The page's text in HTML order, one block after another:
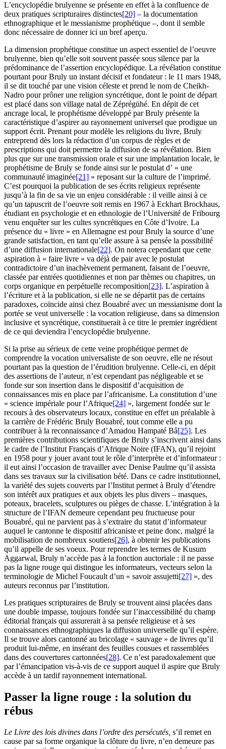
L’encyclopédie brulyenne se présente en effet à la confluence de
deux pratiques scripturaires distinctes[20] – la documentation
ethnographique et le messianisme prophétique –, dont il semble
donc nécessaire de donner ici un bref aperçu.
La dimension prophétique constitue un aspect essentiel de l’oeuvre
brulyenne, bien qu’elle soit souvent passée sous silence par la
prédominance de l’assertion encyclopédique. La révélation constitue
pourtant pour Bruly un instant décisif et fondateur : le 11 mars 1948,
il se dit touché par une vision céleste et prend le nom de Cheikh-
Nadro pour prôner une religion syncrétique, dont le point de départ
est placé dans son village natal de Zéprégühé. En dépit de cet
ancrage local, le prophétisme développé par Bruly présente la
caractéristique d’aspirer au rayonnement universel que prodigue un
support écrit. Prenant pour modèle les religions du livre, Bruly
entreprend dès lors la rédaction d’un corpus de règles et de
prescriptions qui doit permettre la diffusion de sa révélation. Bien
plus que sur une transmission orale et sur une implantation locale, le
prophétisme de Bruly se fonde ainsi sur le postulat d’ « une
communauté imaginée[21] » reposant sur la culture de l’imprimé.
C’est pourquoi la publication de ses écrits religieux représente
jusqu’à la fin de sa vie un enjeu considérable : il veille ainsi à ce
qu’un tapuscrit de l’oeuvre soit remis en 1967 à Eckhart Brockhaus,
étudiant en psychologie et en ethnologie de l’Université de Fribourg
venu enquêter sur les cultes syncrétiques en Côte d’Ivoire. La
présence du « livre » en Allemagne est pour Bruly la source d’une
grande satisfaction, en tant qu’elle assure à sa pensée la possibilité
d’une diffusion internationale[22]. On notera cependant que cette
aspiration à « faire livre » va déjà de pair avec le postulat
contradictoire d’un inachèvement permanent, faisant de l’oeuvre,
classée par entrées quotidiennes et non par thèmes ou chapitres, un
corps organique en perpétuelle recomposition[23]. L’aspiration à
l’écriture et à la publication, si elle ne se départit pas de certains
paradoxes, coïncide ainsi chez Bouabré avec un messianisme dont la
portée se veut universelle : la vocation religieuse, dans sa dimension
inclusive et syncrétique, constituerait à ce titre le premier ingrédient
de ce qui deviendra l’encyclopédie brulyenne.
Si la prise au sérieux de cette veine prophétique permet de
comprendre la vocation universaliste de son oeuvre, elle ne résout
pourtant pas la question de l’érudition brulyenne. Celle-ci, en dépit
des assertions de l’auteur, n’est cependant pas négligeable et se
fonde sur son insertion dans le dispositif d’acquisition de
connaissances mis en place par l’africanisme. La constitution d’une
« science impériale pour l’Afrique[24] », largement fondée sur le
recours à des observateurs locaux, constitue en effet un préalable à
la carrière de Frédéric Bruly Bouabré, tout comme elle a pu
contribuer à la reconnaissance d’Amadou Hampaté Bâ[25]. Les
premières contributions scientifiques de Bruly s’inscrivent ainsi dans
le cadre de l’Institut Français d’Afrique Noire (IFAN), qu’il rejoint
en 1958 pour y jouer avant tout le rôle d’interprète et d’informateur :
il eut ainsi l’occasion de travailler avec Denise Paulme qu’il assista
dans ses travaux sur la civilisation bété. Dans ce cadre institutionnel,
la variété des sujets couverts par l’Institut permet à Bruly d’étendre
son intérêt aux pratiques et aux objets les plus divers – masques,
poteaux, bracelets, sculptures ou pièges de chasse. L’intégration à la
structure de l’IFAN demeure cependant peu fructueuse pour
Bouabré, qui ne parvient pas à s’extraire du statut d’informateur
auquel le cantonne le dispositif africaniste et peine donc, malgré la
mobilisation de nombreux soutiens[26], à obtenir les publications
qu’il appelle de ses voeux. Pour reprendre les termes de Kusum
Aggarwal, Bruly n’accède pas à la fonction auctoriale : il ne passe
pas la ligne rouge qui distingue les informateurs, vecteurs selon la
terminologie de Michel Foucault d’un « savoir assujetti[27] », des
auteurs reconnus par l’institution.
Les pratiques scripturaires de Bruly se trouvent ainsi placées dans
une double impasse, toujours fondée sur l’inaccessibilité du champ
éditorial français qui assurerait à sa pensée religieuse et à ses
connaissances ethnographiques la diffusion universelle qu’il espère.
Il se trouve alors cantonné au bricolage « sauvage » de livres qu’il
produit lui-même, en insérant des feuilles cousues et rassemblées
dans des couvertures cartonnées[28]. Ce n’est paradoxalement que
par l’émancipation vis-à-vis de ce support auquel il aspire que Bruly
accède à un tardif rayonnement international.
Passer la ligne rouge : la solution du
rébus
Le Livre des lois divines dans l’ordre des persécutés, s’il remet en
cause par sa forme organique la clôture du livre, n’en demeure pas